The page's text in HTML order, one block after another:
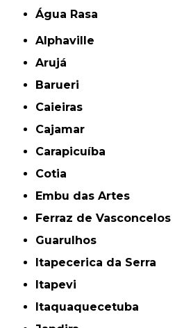
Água Rasa
Alphaville
Arujá
Barueri
Caieiras
Cajamar
Carapicuíba
Cotia
Embu das Artes
Ferraz de Vasconcelos
Guarulhos
Itapecerica da Serra
Itapevi
Itaquaquecetuba